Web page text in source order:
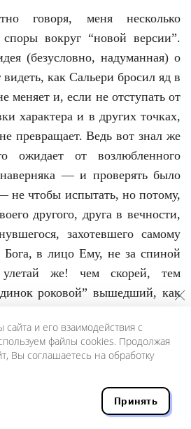
говоря, меня несколько
вокруг “новой версии”.
(безусловно, надуманная) о
как Сальери бросил яд в
меняет и, если не отступать от
характера и в других точках,
превращает. Ведь вот знал же
ожидает от возлюбленного
наверняка — и проверять было
не чтобы испытать, но потому,
другого, друга в вечности,
захотевшего самому
Бога, в лицо Ему, не за спиной
улетай же! чем скорей, тем
роковой” вышедший, как
— вот дитя. (Непомнящий
об огромной дистанции,
Моцарта от его гения,
Но удивительно, что жест,
и его взаимодействия с
файлы cookies. Продолжая
Вы соглашаетесь на обработку
Принять